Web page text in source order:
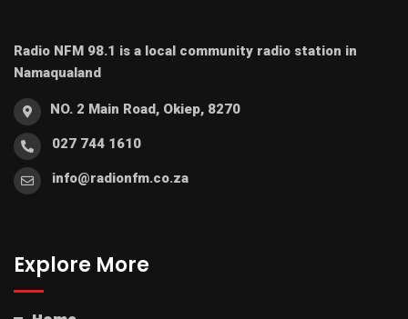
Radio NFM 98.1 is a local community radio station in
Namaqualand
NO. 2 Main Road, Okiep, 8270
027 744 1610
info@radionfm.co.za
Explore More